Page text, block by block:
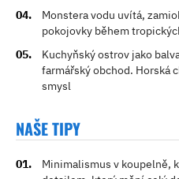
Monstera vodu uvítá,
pokojovky během
Kuchyňský ostrov jako
farmářský obchod. Horská
smysl
NAŠE TIPY
Minimalismus v koupelně,